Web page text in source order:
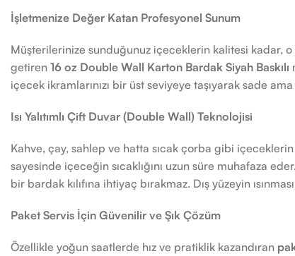
İşletmenize Değer Katan Profesyonel Sunum
Müşterilerinize sunduğunuz içeceklerin kalitesi kadar, o
getiren 16 oz Double Wall Karton Bardak Siyah Baskılı
içecek ikramlarınızı bir üst seviyeye taşıyarak sade
Isı Yalıtımlı Çift Duvar (Double Wall) Teknolojisi
Kahve, çay, sahlep ve hatta sıcak çorba gibi
sayesinde içeceğin sıcaklığını uzun süre muhafaza
bir bardak kılıfına ihtiyaç bırakmaz. Dış yüzeyin
Paket Servis İçin Güvenilir ve Şık Çözüm
Özellikle yoğun saatlerde hız ve pratiklik kazandıran